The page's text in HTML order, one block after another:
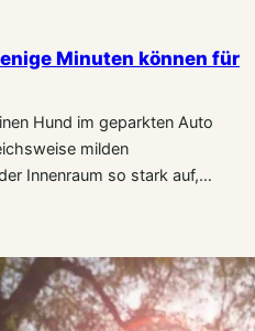
Minuten können für
Hund im geparkten Auto
milden
Innenraum so stark auf,…